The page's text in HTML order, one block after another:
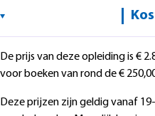
De prijs van deze opleiding is €
voor boeken van rond de €
Deze prijzen zijn geldig vanaf